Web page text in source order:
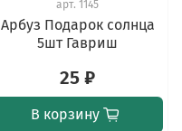
арт. 1145
Арбуз Подарок солнца
5шт Гавриш
25 ₽
В корзину